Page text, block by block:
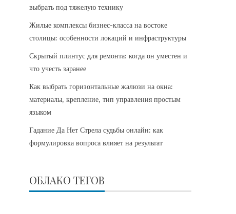
выбрать под тяжелую технику
Жилые комплексы бизнес-класса на востоке
столицы: особенности локаций и инфраструктуры
Скрытый плинтус для ремонта: когда он уместен и
что учесть заранее
Как выбрать горизонтальные жалюзи на окна:
материалы, крепление, тип управления простым
языком
Гадание Да Нет Стрела судьбы онлайн: как
формулировка вопроса влияет на результат
ОБЛАКО ТЕГОВ